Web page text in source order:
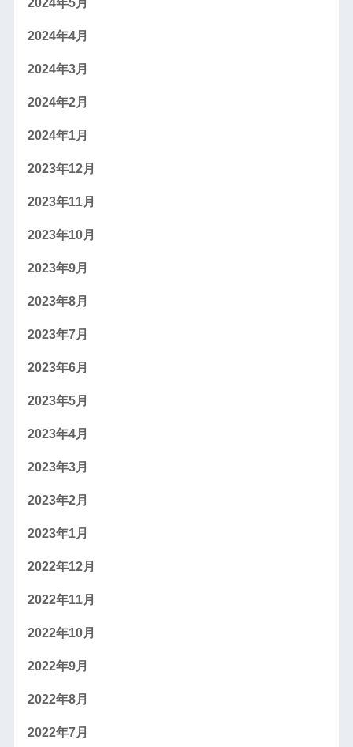
2024年5月
2024年4月
2024年3月
2024年2月
2024年1月
2023年12月
2023年11月
2023年10月
2023年9月
2023年8月
2023年7月
2023年6月
2023年5月
2023年4月
2023年3月
2023年2月
2023年1月
2022年12月
2022年11月
2022年10月
2022年9月
2022年8月
2022年7月